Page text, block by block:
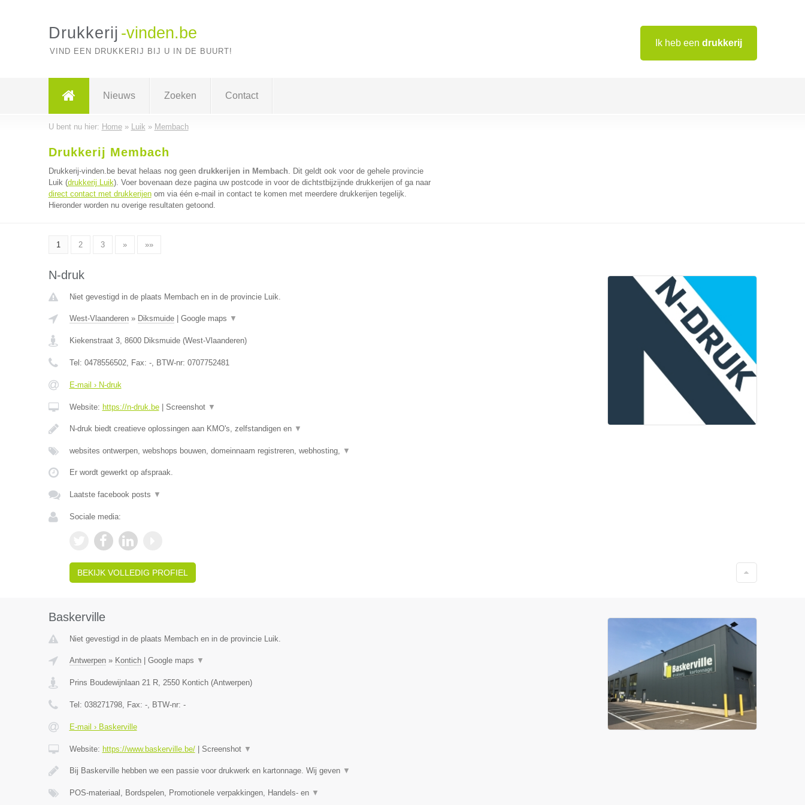
Ik heb een drukkerij
Drukkerij -vinden.be
VIND EEN DRUKKERIJ BIJ U IN DE BUURT!
Nieuws Zoeken Contact
U bent nu hier: Home» Luik » Membach
Drukkerij Membach
Drukkerij-vinden.be bevat helaas nog geen drukkerijen in Membach. Dit geldt ook voor de gehele provincie
Luik (drukkerij Luik). Voer bovenaan deze pagina uw postcode in voor de dichtstbijzijnde drukkerijen of ga naar
direct contact met drukkerijenom via één e-mail in contact te komen met meerdere drukkerijen tegelijk.
Hieronder worden nu overige resultaten getoond.
1 2 3 » »»
N-druk
Niet gevestigd in de plaats Membach en in de provincie Luik.
West-Vlaanderen» Diksmuide| Google maps ▼
Kiekenstraat 3, 8600 Diksmuide(West-Vlaanderen)
Tel: 0478556502, Fax: -, BTW-nr: 0707752481
E-mail › N-druk
Website: https://n-druk.be| Screenshot ▼
N-druk biedt creatieve oplossingen aan KMO's, zelfstandigen en ▼
websites ontwerpen, webshops bouwen, domeinnaam registreren, webhosting, ▼
Er wordt gewerkt op afspraak.
Laatste facebook posts ▼
Sociale media:
BEKIJK VOLLEDIG PROFIEL
Baskerville
Niet gevestigd in de plaats Membach en in de provincie Luik.
Antwerpen» Kontich| Google maps ▼
Prins Boudewijnlaan 21 R, 2550 Kontich(Antwerpen)
Tel: 038271798, Fax: -, BTW-nr: -
E-mail › Baskerville
Website: https://www.baskerville.be/| Screenshot ▼
Bij Baskerville hebben we een passie voor drukwerk en kartonnage. Wij geven ▼
POS-materiaal, Bordspelen, Promotionele verpakkingen, Handels- en ▼